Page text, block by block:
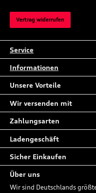
Vertrag widerrufen
Service
Informationen
Unsere Vorteile
Wir versenden mit
Zahlungsarten
Ladengeschäft
Sicher Einkaufen
Über uns
Wir sind Deutschlands